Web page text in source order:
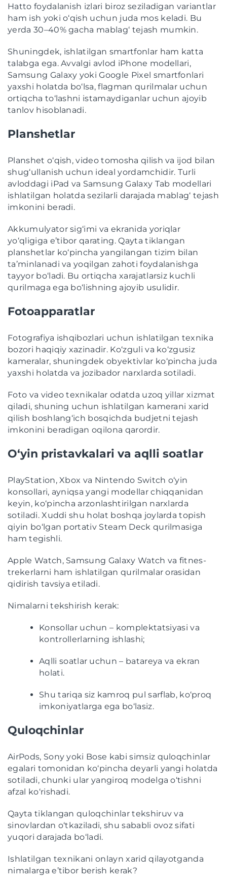
Hatto foydalanish izlari biroz seziladigan variantlar
ham ish yoki o‘qish uchun juda mos keladi. Bu
yerda 30–40% gacha mablag‘ tejash mumkin.
Shuningdek, ishlatilgan smartfonlar ham katta
talabga ega. Avvalgi avlod iPhone modellari,
Samsung Galaxy yoki Google Pixel smartfonlari
yaxshi holatda bo‘lsa, flagman qurilmalar uchun
ortiqcha to‘lashni istamaydiganlar uchun ajoyib
tanlov hisoblanadi.
Planshetlar
Planshet o‘qish, video tomosha qilish va ijod bilan
shug‘ullanish uchun ideal yordamchidir. Turli
avloddagi iPad va Samsung Galaxy Tab modellari
ishlatilgan holatda sezilarli darajada mablag‘ tejash
imkonini beradi.
Akkumulyator sig‘imi va ekranida yoriqlar
yo‘qligiga e’tibor qarating. Qayta tiklangan
planshetlar ko‘pincha yangilangan tizim bilan
ta’minlanadi va yoqilgan zahoti foydalanishga
tayyor bo‘ladi. Bu ortiqcha xarajatlarsiz kuchli
qurilmaga ega bo‘lishning ajoyib usulidir.
Fotoapparatlar
Fotografiya ishqibozlari uchun ishlatilgan texnika
bozori haqiqiy xazinadir. Ko‘zguli va ko‘zgusiz
kameralar, shuningdek obyektivlar ko‘pincha juda
yaxshi holatda va jozibador narxlarda sotiladi.
Foto va video texnikalar odatda uzoq yillar xizmat
qiladi, shuning uchun ishlatilgan kamerani xarid
qilish boshlang‘ich bosqichda budjetni tejash
imkonini beradigan oqilona qarordir.
O‘yin pristavkalari va aqlli soatlar
PlayStation, Xbox va Nintendo Switch o‘yin
konsollari, ayniqsa yangi modellar chiqqanidan
keyin, ko‘pincha arzonlashtirilgan narxlarda
sotiladi. Xuddi shu holat boshqa joylarda topish
qiyin bo‘lgan portativ Steam Deck qurilmasiga
ham tegishli.
Apple Watch, Samsung Galaxy Watch va fitnes-
trekerlarni ham ishlatilgan qurilmalar orasidan
qidirish tavsiya etiladi.
Nimalarni tekshirish kerak:
Konsollar uchun – komplektatsiyasi va
kontrollerlarning ishlashi;
Aqlli soatlar uchun – batareya va ekran
holati.
Shu tariqa siz kamroq pul sarflab, ko‘proq
imkoniyatlarga ega bo‘lasiz.
Quloqchinlar
AirPods, Sony yoki Bose kabi simsiz quloqchinlar
egalari tomonidan ko‘pincha deyarli yangi holatda
sotiladi, chunki ular yangiroq modelga o‘tishni
afzal ko‘rishadi.
Qayta tiklangan quloqchinlar tekshiruv va
sinovlardan o‘tkaziladi, shu sababli ovoz sifati
yuqori darajada bo‘ladi.
Ishlatilgan texnikani onlayn xarid qilayotganda
nimalarga e’tibor berish kerak?